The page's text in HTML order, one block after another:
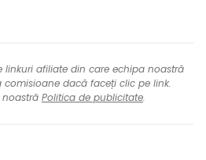
linkuri afiliate din care echipa noastră
dacă faceți clic pe link.
Politica de publicitate.